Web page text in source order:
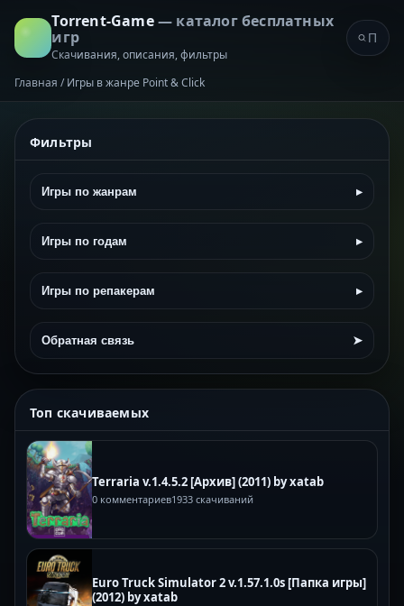
Torrent-Game— каталог бесплатных
игр
Скачивания, описания, фильтры
Главная / Игры в жанре Point & Click
Фильтры
Игры по жанрам ▸
Игры по годам ▸
Игры по репакерам ▸
Обратная связь ➤
Топ скачиваемых
Terraria v.1.4.5.2 [Архив] (2011) by xatab
0 комментариев1933 скачиваний
Euro Truck Simulator 2 v.1.57.1.0s [Папка игры]
(2012) by xatab